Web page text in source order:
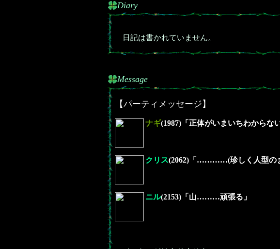
Diary
日記は書かれていません。
Message
【パーティメッセージ】
ナギ(1987)「正体がいまいちわからな
クリス(2062)「…………(珍しく人型の
ニル(2153)「山………頑張る」